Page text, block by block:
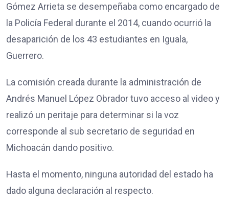
Gómez Arrieta se desempeñaba como encargado de
la Policía Federal durante el 2014, cuando ocurrió la
desaparición de los 43 estudiantes en Iguala,
Guerrero.
La comisión creada durante la administración de
Andrés Manuel López Obrador tuvo acceso al video y
realizó un peritaje para determinar si la voz
corresponde al sub secretario de seguridad en
Michoacán dando positivo.
Hasta el momento, ninguna autoridad del estado ha
dado alguna declaración al respecto.